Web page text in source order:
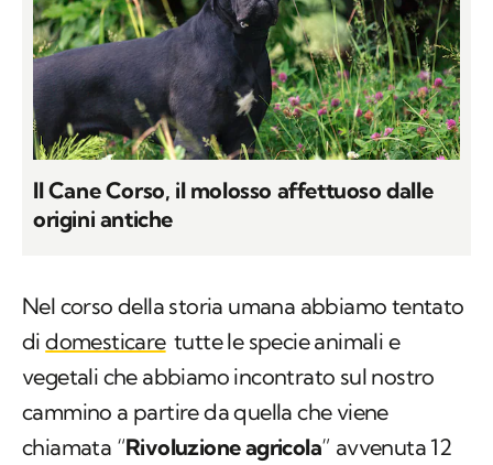
Il Cane Corso, il molosso affettuoso dalle
origini antiche
Nel corso della storia umana abbiamo tentato
didomesticare tutte le specie animali e
vegetali che abbiamo incontrato sul nostro
cammino a partire da quella che viene
chiamata “Rivoluzione agricola” avvenuta 12